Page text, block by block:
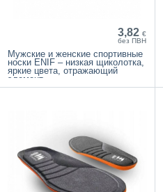
3,82 €
без ПВН
Мужские и женские спортивные
носки ENIF – низкая щиколотка,
яркие цвета, отражающий
элемент